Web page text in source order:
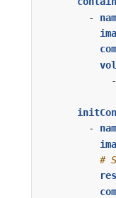
-
-
-
#